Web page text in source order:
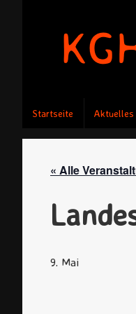
Inhalt
Startseite Aktuelles
« Alle
9. Mai